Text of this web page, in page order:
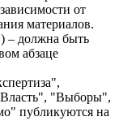
от
материалов.
– должна быть
абзаце
"Выборы",
публикуются на